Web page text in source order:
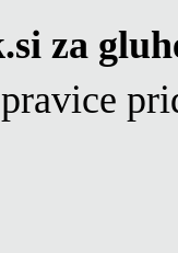
za